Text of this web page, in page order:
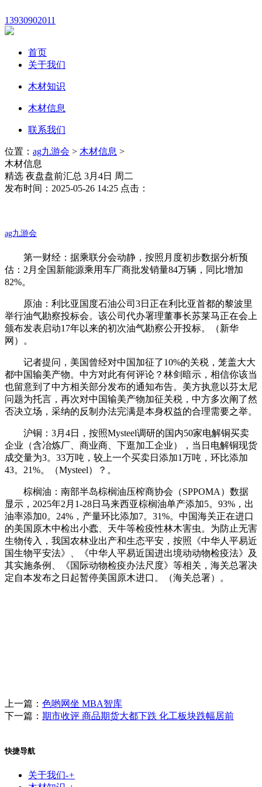
13930902011
首页
关于我们
木材知识
木材信息
联系我们
位置： ag九游会 > 木材信息 >
木材信息
精选 夜盘盘前汇总 3月4日 周二
发布时间：2025-05-26 14:25 点击：
ag九游会
第一财经：据乘联分会动静，按照月度初步数据分析预
估：2月全国新能源乘用车厂商批发销量84万辆，同比增加
82%。
原油：利比亚国度石油公司3日正在利比亚首都的黎波里
举行油气勘察投标会。该公司代办署理董事长苏莱马正在会上
颁布发表启动17年以来的初次油气勘察公开投标。（新华
网）。
记者提问，美国曾经对中国加征了10%的关税，笼盖大大
都中国输美产物。中方对此有何评论？林剑暗示，相信你该当
也留意到了中方相关部分发布的通知布告。美方执意以芬太尼
问题为托言，再次对中国输美产物加征关税，中方多次阐了然
否决立场，采纳的反制办法完满是本身权益的合理需要之举。
沪铜：3月4日，按照Mysteel调研的国内50家电解铜买卖
企业（含冶炼厂、商业商、下逛加工企业），当日电解铜现货
成交量为3。33万吨，较上一个买卖日添加1万吨，环比添加
43。21%。（Mysteel）？。
棕榈油：南部半岛棕榈油压榨商协会（SPPOMA）数据
显示，2025年2月1-28日马来西亚棕榈油单产添加5。93%，出
油率添加0。24%，产量环比添加7。31%。中国海关正在进口
的美国原木中检出小蠹、天牛等检疫性林木害虫。为防止无害
生物传入，我国农林业出产和生态平安，按照《中华人平易近
国生物平安法》、《中华人平易近国进出境动动物检疫法》及
其实施条例、《国际动物检疫办法尺度》等相关，海关总署决
定自本发布之日起暂停美国原木进口。（海关总署）。
上一篇： 色哟网坐 MBA智库
下一篇： 期市收评 商品期货大都下跌 化工板块跌幅居前
快捷导航
关于我们-+